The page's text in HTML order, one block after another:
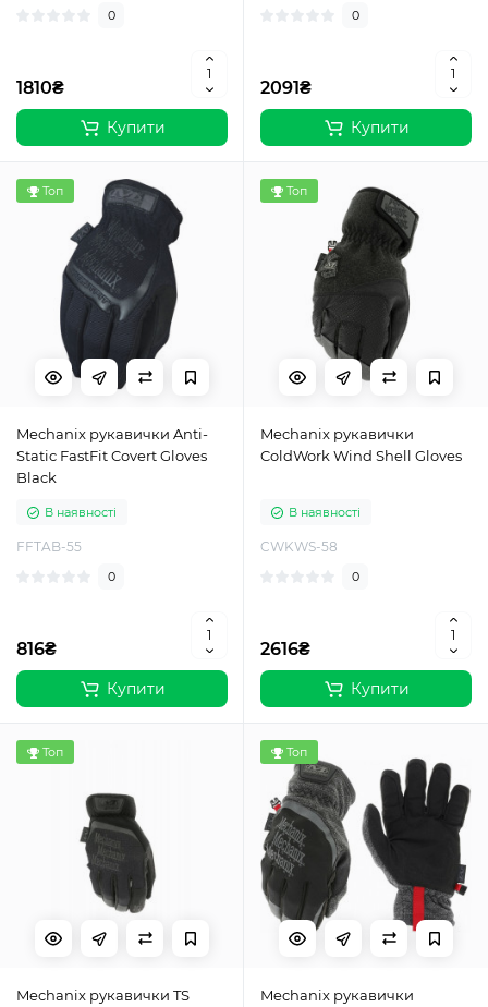
0
1810₴
Купити
0
2091₴
Купити
Топ
Mechanix рукавички Anti-
Static FastFit Covert Gloves
Black
В наявності
FFTAB-55
0
816₴
Купити
Топ
Mechanix рукавички
ColdWork Wind Shell Gloves
В наявності
CWKWS-58
0
2616₴
Купити
Топ
Mechanix рукавички TS
Топ
Mechanix рукавички